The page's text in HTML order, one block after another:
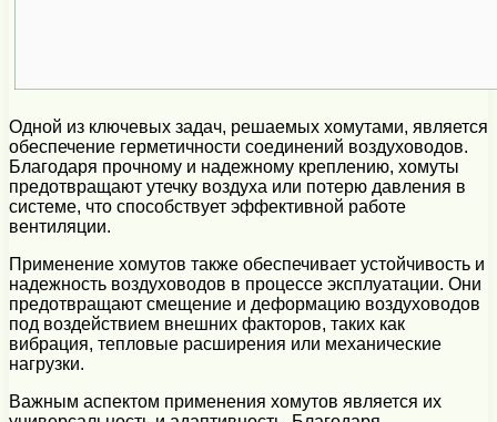
Одной из ключевых задач, решаемых хомутами, является
обеспечение герметичности соединений воздуховодов.
Благодаря прочному и надежному креплению, хомуты
предотвращают утечку воздуха или потерю давления в
системе, что способствует эффективной работе
вентиляции.
Применение хомутов также обеспечивает устойчивость и
надежность воздуховодов в процессе эксплуатации. Они
предотвращают смещение и деформацию воздуховодов
под воздействием внешних факторов, таких как
вибрация, тепловые расширения или механические
нагрузки.
Важным аспектом применения хомутов является их